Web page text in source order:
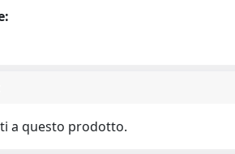
a questo prodotto.